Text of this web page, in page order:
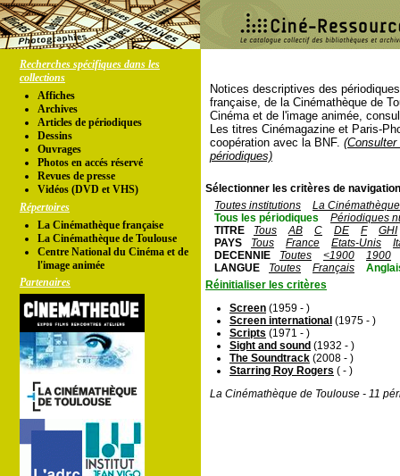
Recherches spécifiques dans les
collections
Affiches
Archives
Articles de périodiques
Dessins
Ouvrages
Photos en accés réservé
Revues de presse
Vidéos (DVD et VHS)
Répertoires
La Cinémathèque française
La Cinémathèque de Toulouse
Centre National du Cinéma et de
l'image animée
Partenaires
Notices descriptives des
française, de la Cinémathèque de
Cinéma et de l'image animée,
Les titres Cinémagazine et Paris-
coopération avec la BNF.
périodiques)
Sélectionner les critères de
Toutes institutions
La
Tous les périodiques
Périodiques
TITRE
Tous AB C DE F
GHI
PAYS
Tous France Etats-Unis
DECENNIE
Toutes <1900
1900
LANGUE
Toutes Français
Réinitialiser les critères
Screen (1959 - )
Screen international (1975 - )
Scripts (1971 - )
Sight and sound (1932 - )
The Soundtrack (2008 - )
Starring Roy Rogers ( - )
La Cinémathèque de Toulouse - 11